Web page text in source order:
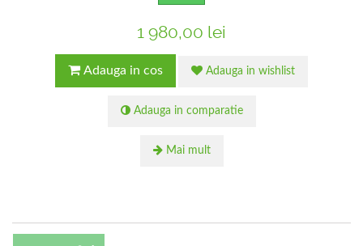
1 980,00 lei
Adauga in cos Adauga in wishlist
Adauga in comparatie
Mai mult